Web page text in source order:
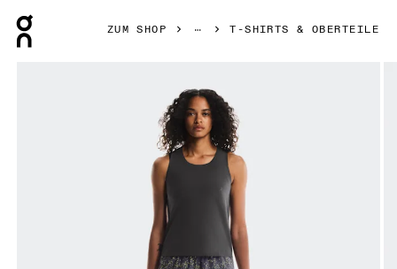
ZUM SHOP T-SHIRTS & OBERTEILE